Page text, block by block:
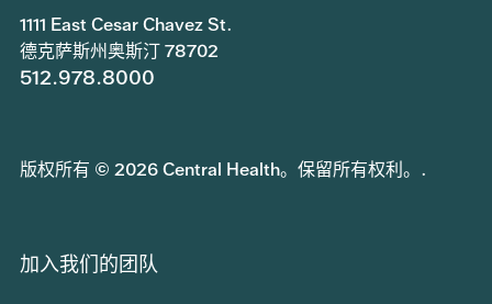
1111 East Cesar Chavez St.
德克萨斯州奥斯汀 78702
512.978.8000
版权所有 © 2026 Central Health。保留所有权利。.
加入我们的团队